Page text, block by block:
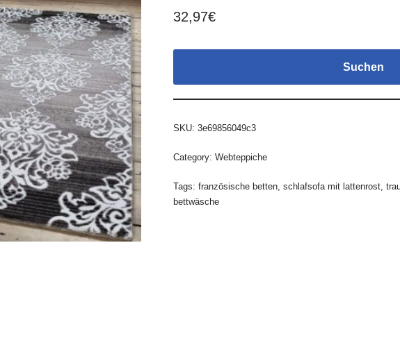
32,97€
Suchen
SKU: 3e69856049c3
Category: Webteppiche
Tags: französische betten, schlafsofa mit lattenrost,
bettwäsche